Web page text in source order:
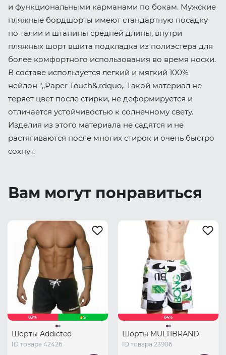
и функциональными карманами по бокам. Мужские
пляжные бордшорты имеют стандартную посадку
по талии и штанины средней длины, внутри
пляжных шорт вшита подкладка из полиэстера для
более комфортного использования во время носки.
В составе используется легкий и мягкий 100%
нейлон ",,Paper Touch&,rdquo,. Такой материал не
теряет цвет после стирки, не деформируется и
отличается устойчивостью к солнечному свету.
Изделия из этого материала не садятся и не
растягиваются после многих стирок и очень быстро
сохнут.
Вам могут понравиться
63% S
Шорты Addicted
ID товара 42426
64%
Шорты MULTIBRAND
ID товара 23906